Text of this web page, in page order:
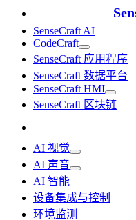
SenseCraft AI
CodeCraft
SenseCraft 应用程序
SenseCraft 数据平台
SenseCraft HMI
SenseCraft 区块链
AI 视觉
AI 声音
AI 智能
设备集成与控制
环境监测